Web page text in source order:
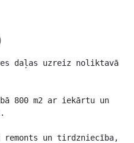
daļas uzreiz noliktavā
800 m2 ar iekārtu un
un tirdzniecība,